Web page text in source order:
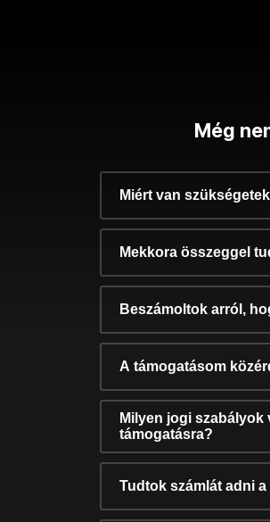
Még
Miért van
Mekkora összeggel
Beszámoltok arról,
A támogatásom
Milyen jogi
támogatásra?
Tudtok számlát adni